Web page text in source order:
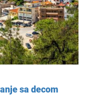
sa decom